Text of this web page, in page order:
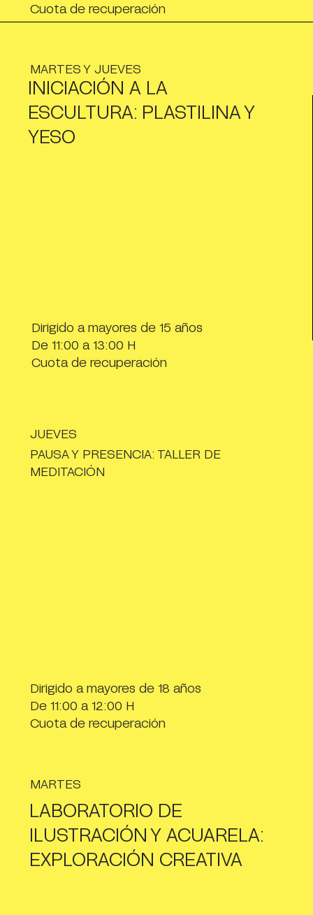
Cuota de recuperación
MARTES Y JUEVES
INICIACIÓN A LA
ESCULTURA: PLASTILINA Y
YESO
Dirigido a mayores de 15 años
De 11:00 a 13:00 H
Cuota de recuperación
JUEVES
PAUSA Y PRESENCIA: TALLER DE
MEDITACIÓN
Dirigido a mayores de 18 años
De 11:00 a 12:00 H
Cuota de recuperación
MARTES
LABORATORIO DE
ILUSTRACIÓN Y ACUARELA:
EXPLORACIÓN CREATIVA